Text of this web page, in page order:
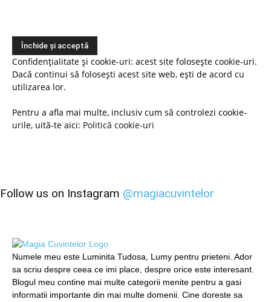
Confidențialitate și cookie-uri: acest site folosește cookie-uri.
Dacă continui să folosești acest site web, ești de acord cu
utilizarea lor.
Pentru a afla mai multe, inclusiv cum să controlezi cookie-
urile, uită-te aici: Politică cookie-uri
Follow us on Instagram @magiacuvintelor
Numele meu este Luminita Tudosa, Lumy pentru prieteni. Ador
sa scriu despre ceea ce imi place, despre orice este interesant.
Blogul meu contine mai multe categorii menite pentru a gasi
informatii importante din mai multe domenii. Cine doreste sa